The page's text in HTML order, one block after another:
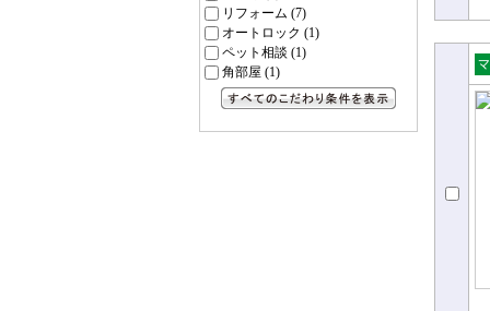
リフォーム (7)
オートロック (1)
ペット相談 (1)
角部屋 (1)